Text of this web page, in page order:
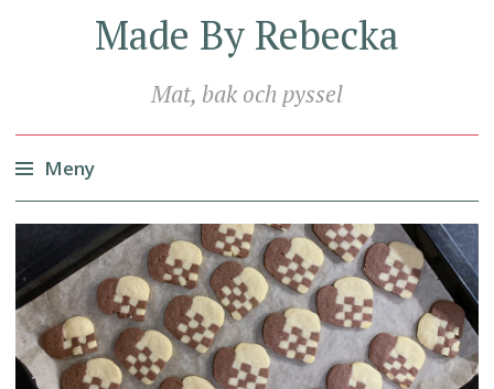
Made By Rebecka
Mat, bak och pyssel
Meny
Hoppa
innehåll